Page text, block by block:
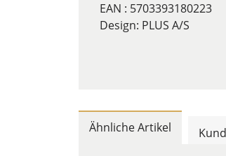
EAN : 5703393180223
Design: PLUS A/S
Ähnliche Artikel